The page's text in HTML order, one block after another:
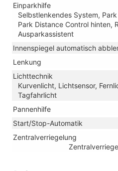
Einparkhilfe
Selbstlenkendes System,
Park Distance Control hinten,
Ausparkassistent
Innenspiegel automatisch
Lenkung
Lichttechnik
Kurvenlicht, Lichtsensor,
Tagfahrlicht
Pannenhilfe
Start/Stop-Automatik
Zentralverriegelung